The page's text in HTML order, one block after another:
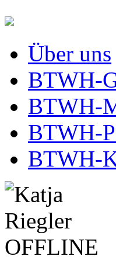
Über uns
BTWH-
BTWH-
BTWH-
BTWH-
OFFLINE